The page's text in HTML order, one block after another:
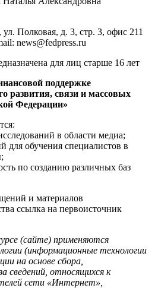
Полковая, д. 3, стр. 3, офис 211
news@fedpress.ru
для лиц старше 16 лет
поддержке
развития, связи и массовых
Федерации»
в области медиа;
для обучения специалистов в
по созданию различных баз
и материалов
ссылка на первоисточник
(сайте) применяются
(информационные технологии
на основе сбора,
сведений, относящихся к
сети «Интернет»,